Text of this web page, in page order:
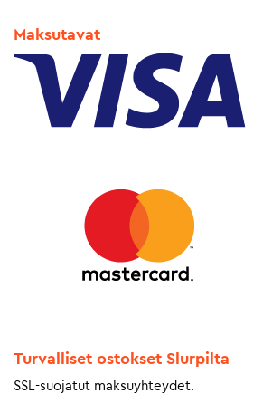
Maksutavat
Turvalliset ostokset Slurpilta
SSL-suojatut maksuyhteydet.